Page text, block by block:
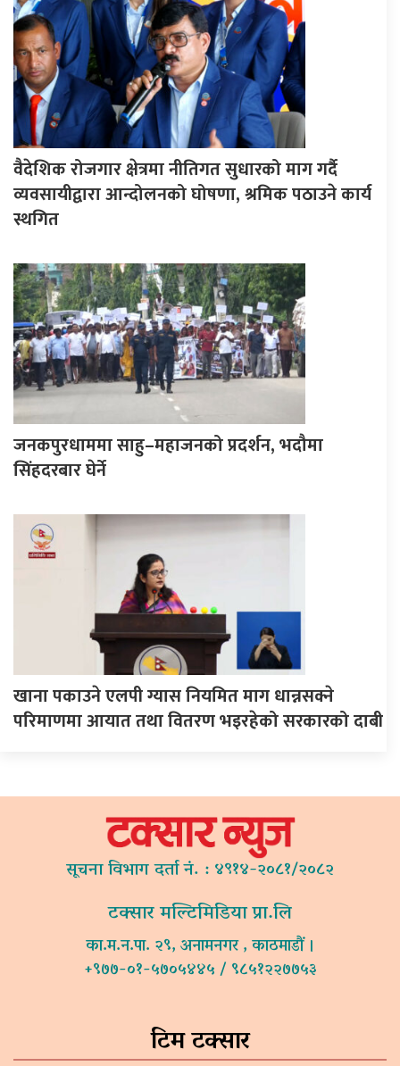
वैदेशिक रोजगार क्षेत्रमा नीतिगत सुधारको माग गर्दै
व्यवसायीद्वारा आन्दोलनको घोषणा, श्रमिक पठाउने कार्य
स्थगित
जनकपुरधाममा साहु–महाजनको प्रदर्शन, भदौमा
सिंहदरबार घेर्ने
खाना पकाउने एलपी ग्यास नियमित माग धान्नसक्ने
परिमाणमा आयात तथा वितरण भइरहेको सरकारको दाबी
सूचना विभाग दर्ता नं. : ४९१४-२०८१/२०८२
टक्सार मल्टिमिडिया प्रा.लि
का.म.न.पा. २९, अनामनगर , काठमाडौं ।
+९७७-०१-५७०५४४५ / ९८५१२२७७५३
टिम टक्सार